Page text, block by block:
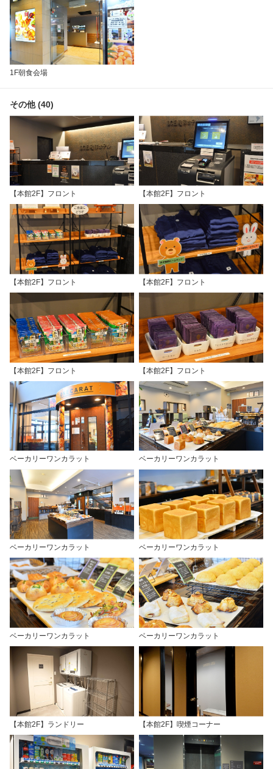
1F朝食会場
その他 (40)
【本館2F】フロント 【本館2F】フロント
【本館2F】フロント 【本館2F】フロント
【本館2F】フロント 【本館2F】フロント
ベーカリーワンカラット ベーカリーワンカラット
ベーカリーワンカラット ベーカリーワンカラット
ベーカリーワンカラット ベーカリーワンカラット
【本館2F】ランドリー 【本館2F】喫煙コーナー